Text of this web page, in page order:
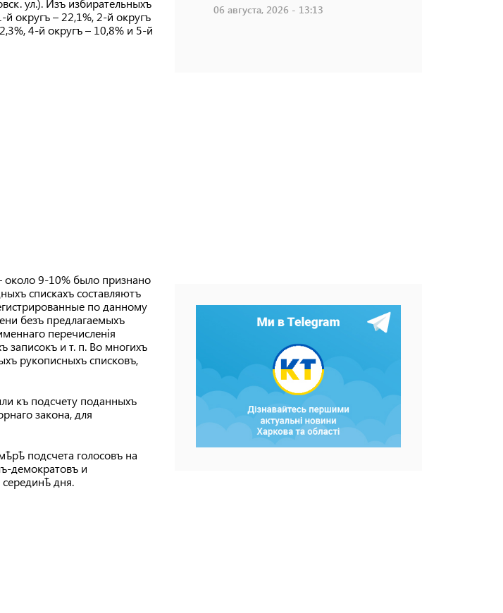
ул.). Изъ избирательныхъ
округъ – 22,1%, 2-й округъ
4-й округъ – 10,8% и 5-й
около 9-10% было признано
спискахъ составляютъ
по данному
безъ предлагаемыхъ
перечисленія
записокъ и т. п. Во многихъ
рукописныхъ списковъ,
къ подсчету поданныхъ
закона, для
подсчета голосовъ на
демократовъ и
дня.
06 августа, 2026 - 13:13